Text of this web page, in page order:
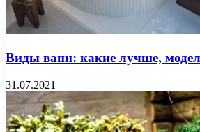
Виды ванн: какие лучше,
31.07.2021